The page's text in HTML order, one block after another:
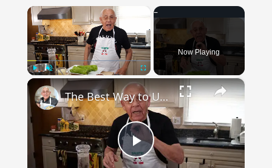
Unmute
Now Playing
×
Play
The Best Way to Use Italian Frying Peppers